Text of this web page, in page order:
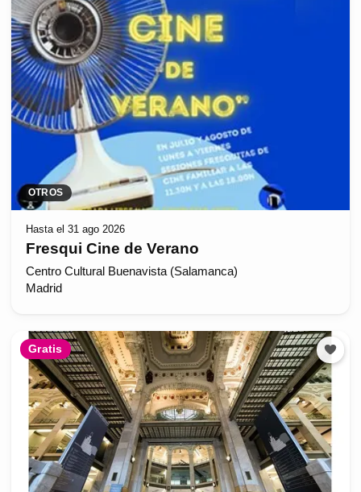
OTROS
Hasta el 31 ago 2026
Fresqui Cine de Verano
Centro Cultural Buenavista (Salamanca)
Madrid
Gratis